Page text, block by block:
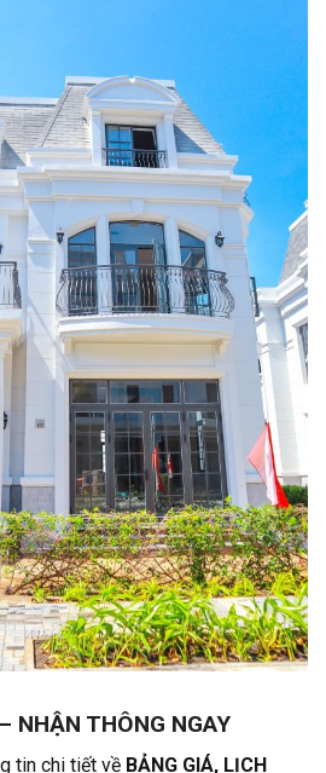
NHẬN THÔNG NGAY
tin chi tiết về BẢNG GIÁ, LỊCH